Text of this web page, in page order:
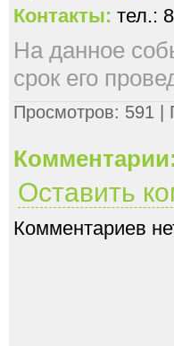
Контакты: тел.:
На данное
срок его
Просмотров: 591 |
Оставить
Комментариев